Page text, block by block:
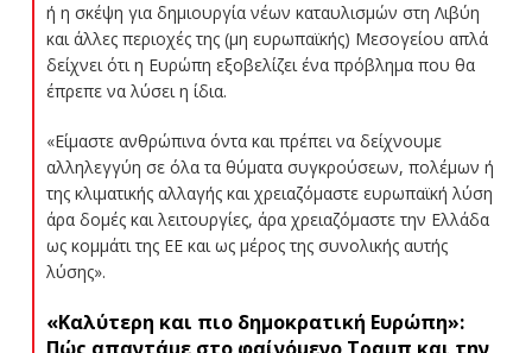
ή η σκέψη για δημιουργία νέων καταυλισμών στη Λιβύη
και άλλες περιοχές της (μη ευρωπαϊκής) Μεσογείου απλά
δείχνει ότι η Ευρώπη εξοβελίζει ένα πρόβλημα που θα
έπρεπε να λύσει η ίδια.
«Είμαστε ανθρώπινα όντα και πρέπει να δείχνουμε
αλληλεγγύη σε όλα τα θύματα συγκρούσεων, πολέμων ή
της κλιματικής αλλαγής και χρειαζόμαστε ευρωπαϊκή λύση
άρα δομές και λειτουργίες, άρα χρειαζόμαστε την Ελλάδα
ως κομμάτι της ΕΕ και ως μέρος της συνολικής αυτής
λύσης».
«Καλύτερη και πιο δημοκρατική Ευρώπη»: